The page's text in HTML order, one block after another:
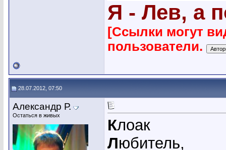
Я - Лев, а
[Ссылки могут
пользователи.
28.07.2012, 07:50
Александр Р.
Остаться в живых
Клоак
Любитель,